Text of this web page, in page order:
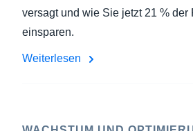
versagt und wie Sie jetzt 21 % der
einsparen.
Weiterlesen